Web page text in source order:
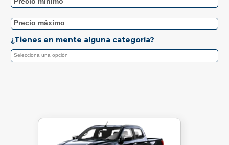
¿Tienes en mente alguna categoría?